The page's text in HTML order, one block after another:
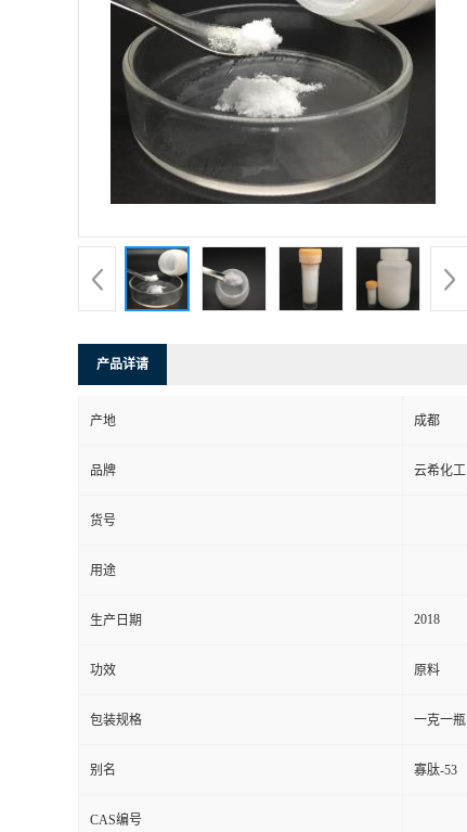
产品详请
产地 成都
品牌 云希化工
货号
用途
生产日期 2018
功效 原料
包装规格 一克一瓶
别名 寡肽-53
CAS编号